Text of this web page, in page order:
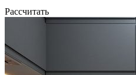
Рассчитать